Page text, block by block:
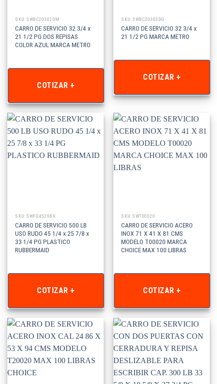
SKU: SWBC20302DM
CARRO DE SERVICIO 32 3/4 x
21 1/2 PG DOS REPISAS
COLOR AZUL MARCA METRO
COTIZAR +
SKU: SWBC20303DG
CARRO DE SERVICIO 32 3/4 x
21 1/2 PG MARCA METRO
COTIZAR +
SKU: SWFG4529BK
CARRO DE SERVICIO 500 LB
USO RUDO 45 1/4 x 25 7/8 x
33 1/4 PG PLASTICO
RUBBERMAID
COTIZAR +
SKU: SWT00020
CARRO DE SERVICIO ACERO
INOX 71 X 41 X 81 CMS
MODELO T00020 MARCA
CHOICE MAX 100 LIBRAS
COTIZAR +